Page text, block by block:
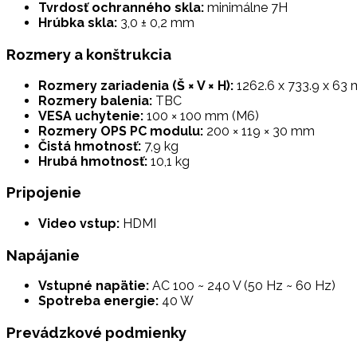
Tvrdosť ochranného skla: minimálne 7H
Hrúbka skla: 3,0 ± 0,2 mm
Rozmery a konštrukcia
Rozmery zariadenia (Š × V × H): 1262.6 x 733.9 x 63
Rozmery balenia: TBC
VESA uchytenie: 100 × 100 mm (M6)
Rozmery OPS PC modulu: 200 × 119 × 30 mm
Čistá hmotnosť: 7,9 kg
Hrubá hmotnosť: 10,1 kg
Pripojenie
Video vstup: HDMI
Napájanie
Vstupné napätie: AC 100 ~ 240 V (50 Hz ~ 60 Hz)
Spotreba energie: 40 W
Prevádzkové podmienky